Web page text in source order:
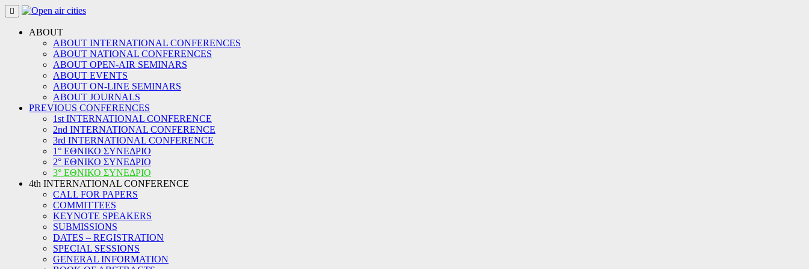
Skip
to
contentABOUT
ABOUT INTERNATIONAL CONFERENCES
ABOUT NATIONAL CONFERENCES
ABOUT OPEN-AIR SEMINARS
ABOUT EVENTS
ABOUT ON-LINE SEMINARS
ABOUT JOURNALS
PREVIOUS CONFERENCES
1st INTERNATIONAL CONFERENCE
2nd INTERNATIONAL CONFERENCE
3rd INTERNATIONAL CONFERENCE
1° ΕΘΝΙΚΟ ΣΥΝΕΔΡΙΟ
2° ΕΘΝΙΚΟ ΣΥΝΕΔΡΙΟ
3° ΕΘΝΙΚΟ ΣΥΝΕΔΡΙΟ
4th INTERNATIONAL CONFERENCE
CALL FOR PAPERS
COMMITTEES
KEYNOTE SPEAKERS
SUBMISSIONS
DATES – REGISTRATION
SPECIAL SESSIONS
GENERAL INFORMATION